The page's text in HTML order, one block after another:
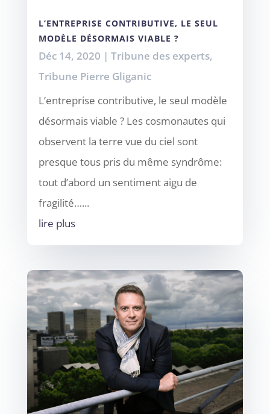
L’ENTREPRISE CONTRIBUTIVE, LE SEUL
MODÈLE DÉSORMAIS VIABLE ?
Déc 14, 2020 | Tribune des experts,
Tribune Pierre Gliganic
L’entreprise contributive, le seul modèle
désormais viable ? Les cosmonautes qui
observent la terre vue du ciel sont
presque tous pris du même syndrôme:
tout d’abord un sentiment aigu de
fragilité…...
lire plus